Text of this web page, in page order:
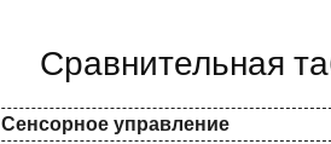
Сравнительная
Сенсорное управление